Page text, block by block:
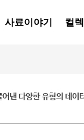
사료이야기 컬
낸 다양한 유형의 데이